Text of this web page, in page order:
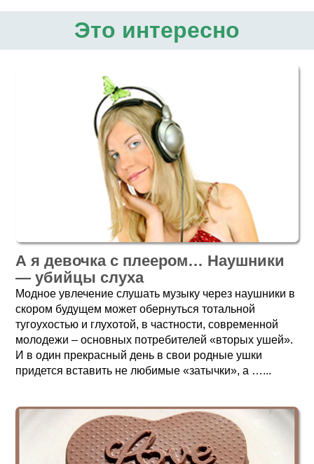
Это интересно
А я девочка с плеером… Наушники
— убийцы слуха
Модное увлечение слушать музыку через наушники в
скором будущем может обернуться тотальной
тугоухостью и глухотой, в частности, современной
молодежи – основных потребителей «вторых ушей».
И в один прекрасный день в свои родные ушки
придется вставить не любимые «затычки», а …...